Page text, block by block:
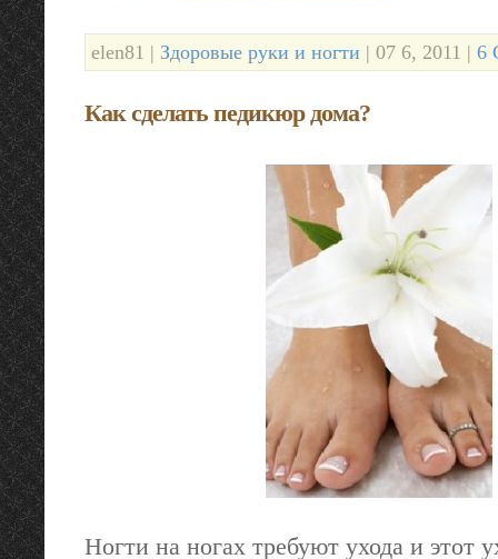
elen81 | Здоровые руки и ногти | 07 6, 2011 | 6
Как сделать педикюр дома?
Ногти на ногах требуют ухода и этот